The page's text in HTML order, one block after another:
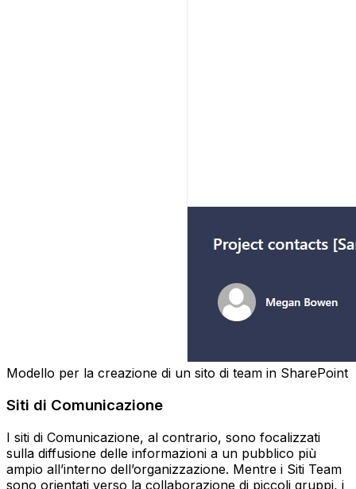
Modello per la creazione di un sito di team in SharePoint
Siti di Comunicazione
I siti di Comunicazione, al contrario, sono focalizzati
sulla diffusione delle informazioni a un pubblico più
ampio all’interno dell’organizzazione. Mentre i Siti Team
sono orientati verso la collaborazione di piccoli gruppi, i